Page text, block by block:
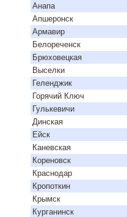
Анапа
Апшеронск
Армавир
Белореченск
Брюховецкая
Выселки
Геленджик
Горячий Ключ
Гулькевичи
Динская
Ейск
Каневская
Кореновск
Краснодар
Кропоткин
Крымск
Курганинск